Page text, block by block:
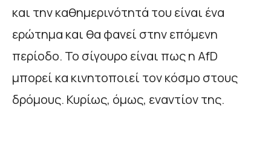
και την καθημερινότητά του είναι ένα
ερώτημα και θα φανεί στην επόμενη
περίοδο. Το σίγουρο είναι πως η AfD
μπορεί κα κινητοποιεί τον κόσμο στους
δρόμους. Κυρίως, όμως, εναντίον της.